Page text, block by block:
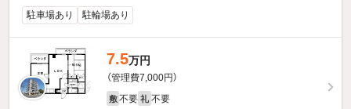
駐車場あり
駐輪場あり
7.5万円
（管理費7,000円）
敷 不要 礼 不要